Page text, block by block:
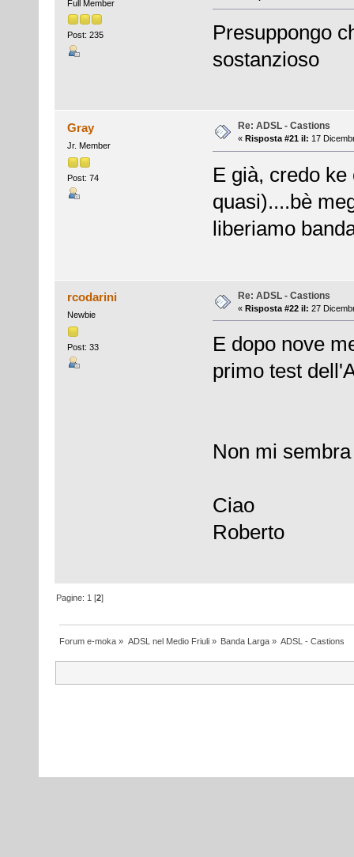
Full Member
Post: 235
Presuppongo
sostanzioso
Gray
Jr. Member
Post: 74
Re: ADSL - Castions
« Risposta #21 il: 17
E già, credo
quasi)....bè
liberiamo
rcodarini
Newbie
Post: 33
Re: ADSL - Castions
« Risposta #22 il: 27
E dopo nove
primo test
Non mi
Ciao
Roberto
Pagine: 1 [2]
Forum e-moka » ADSL nel Medio Friuli» Banda Larga» ADSL - Castions